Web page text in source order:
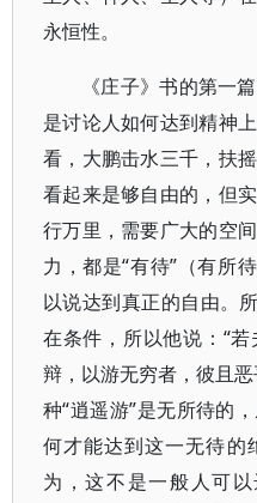
永恒性。
《庄子》书的第一
是讨论人如何达到精神
看，大鹏击水三千，扶
看起来是够自由的，但
行万里，需要广大的空
力，都是“有待”（有所
以说达到真正的自由。
在条件，所以他说：“
辩，以游无穷者，彼且
种“逍遥游”是无所待的
何才能达到这一无待的
为，这不是一般人可